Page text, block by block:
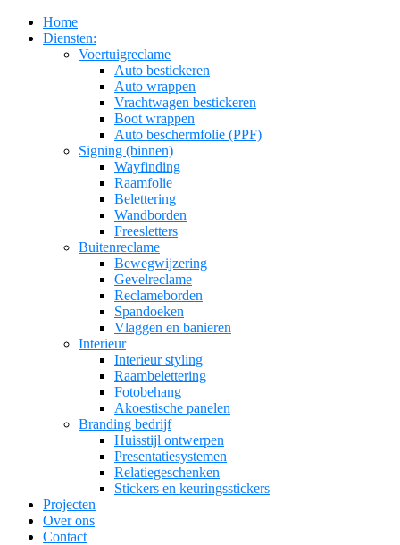
Home
Diensten:
Voertuigreclame
Auto bestickeren
Auto wrappen
Vrachtwagen bestickeren
Boot wrappen
Auto beschermfolie (PPF)
Signing (binnen)
Wayfinding
Raamfolie
Belettering
Wandborden
Freesletters
Buitenreclame
Bewegwijzering
Gevelreclame
Reclameborden
Spandoeken
Vlaggen en banieren
Interieur
Interieur styling
Raambelettering
Fotobehang
Akoestische panelen
Branding bedrijf
Huisstijl ontwerpen
Presentatiesystemen
Relatiegeschenken
Stickers en keuringsstickers
Projecten
Over ons
Contact